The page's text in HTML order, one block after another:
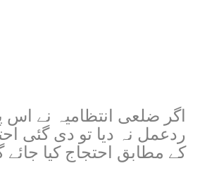
اگر ضلعی انتظامیہ نے اس
ردعمل نہ دیا تو دی گئی
کے مطابق احتجاج کیا جائے